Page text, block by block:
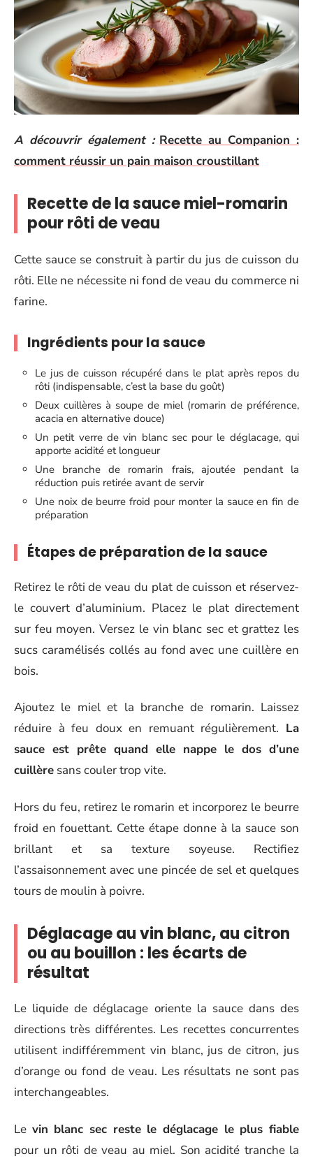
A découvrir également : Recette au Companion :
comment réussir un pain maison croustillant
Recette de la sauce miel-romarin
pour rôti de veau
Cette sauce se construit à partir du jus de cuisson du
rôti. Elle ne nécessite ni fond de veau du commerce ni
farine.
Ingrédients pour la sauce
Le jus de cuisson récupéré dans le plat après repos du
rôti (indispensable, c’est la base du goût)
Deux cuillères à soupe de miel (romarin de préférence,
acacia en alternative douce)
Un petit verre de vin blanc sec pour le déglacage, qui
apporte acidité et longueur
Une branche de romarin frais, ajoutée pendant la
réduction puis retirée avant de servir
Une noix de beurre froid pour monter la sauce en fin de
préparation
Étapes de préparation de la sauce
Retirez le rôti de veau du plat de cuisson et réservez-
le couvert d’aluminium. Placez le plat directement
sur feu moyen. Versez le vin blanc sec et grattez les
sucs caramélisés collés au fond avec une cuillère en
bois.
Ajoutez le miel et la branche de romarin. Laissez
réduire à feu doux en remuant régulièrement. La
sauce est prête quand elle nappe le dos d’une
cuillère sans couler trop vite.
Hors du feu, retirez le romarin et incorporez le beurre
froid en fouettant. Cette étape donne à la sauce son
brillant et sa texture soyeuse. Rectifiez
l’assaisonnement avec une pincée de sel et quelques
tours de moulin à poivre.
Déglacage au vin blanc, au citron
ou au bouillon : les écarts de
résultat
Le liquide de déglacage oriente la sauce dans des
directions très différentes. Les recettes concurrentes
utilisent indifféremment vin blanc, jus de citron, jus
d’orange ou fond de veau. Les résultats ne sont pas
interchangeables.
Le vin blanc sec reste le déglacage le plus fiable
pour un rôti de veau au miel. Son acidité tranche la